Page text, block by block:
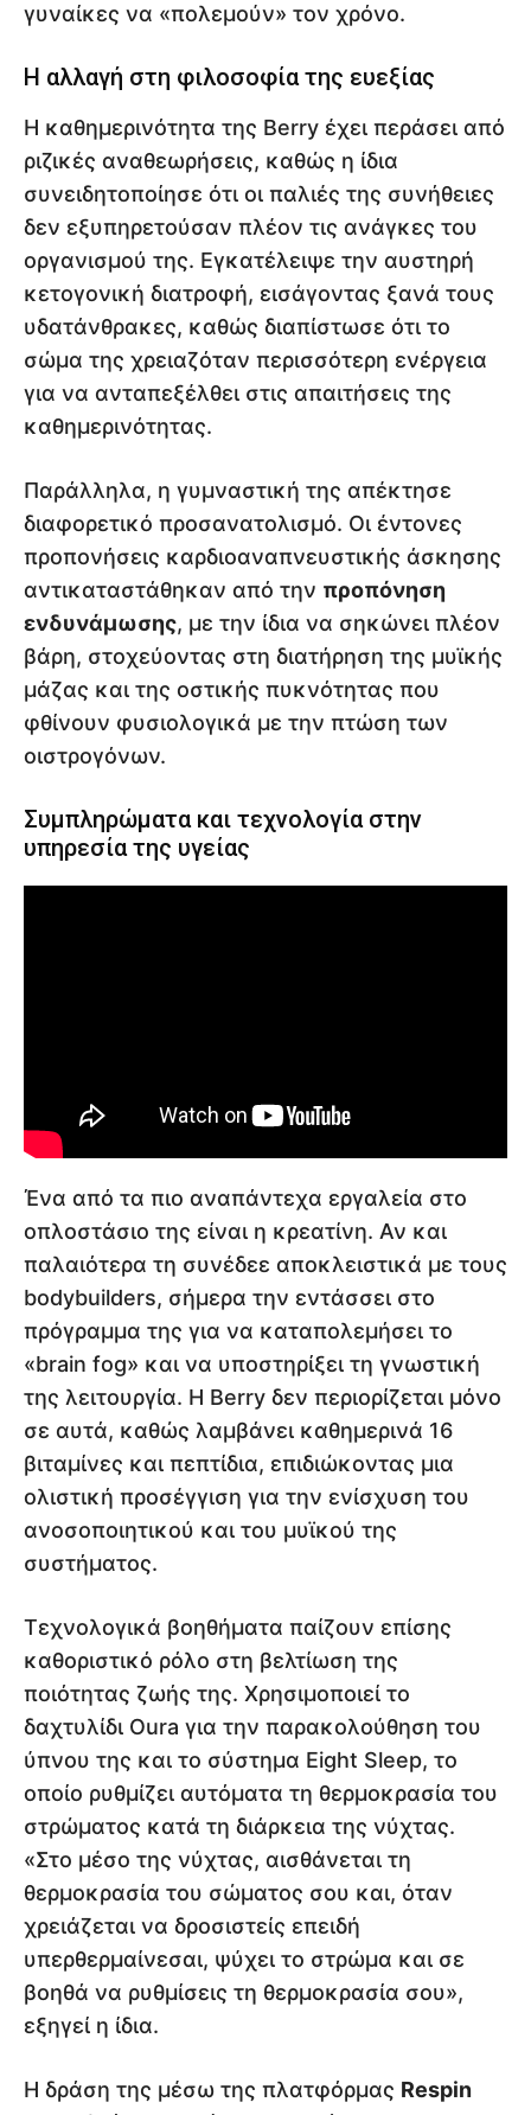
γυναίκες να «πολεμούν» τον χρόνο.
Η αλλαγή στη φιλοσοφία της ευεξίας
Η καθημερινότητα της Berry έχει περάσει από
ριζικές αναθεωρήσεις, καθώς η ίδια
συνειδητοποίησε ότι οι παλιές της συνήθειες
δεν εξυπηρετούσαν πλέον τις ανάγκες του
οργανισμού της. Εγκατέλειψε την αυστηρή
κετογονική διατροφή, εισάγοντας ξανά τους
υδατάνθρακες, καθώς διαπίστωσε ότι το
σώμα της χρειαζόταν περισσότερη ενέργεια
για να ανταπεξέλθει στις απαιτήσεις της
καθημερινότητας.
Παράλληλα, η γυμναστική της απέκτησε
διαφορετικό προσανατολισμό. Οι έντονες
προπονήσεις καρδιοαναπνευστικής άσκησης
αντικαταστάθηκαν από την προπόνηση
ενδυνάμωσης, με την ίδια να σηκώνει πλέον
βάρη, στοχεύοντας στη διατήρηση της μυϊκής
μάζας και της οστικής πυκνότητας που
φθίνουν φυσιολογικά με την πτώση των
οιστρογόνων.
Συμπληρώματα και τεχνολογία στην
υπηρεσία της υγείας
Ένα από τα πιο αναπάντεχα εργαλεία στο
οπλοστάσιο της είναι η κρεατίνη. Αν και
παλαιότερα τη συνέδεε αποκλειστικά με τους
bodybuilders, σήμερα την εντάσσει στο
πρόγραμμα της για να καταπολεμήσει το
«brain fog» και να υποστηρίξει τη γνωστική
της λειτουργία. Η Berry δεν περιορίζεται μόνο
σε αυτά, καθώς λαμβάνει καθημερινά 16
βιταμίνες και πεπτίδια, επιδιώκοντας μια
ολιστική προσέγγιση για την ενίσχυση του
ανοσοποιητικού και του μυϊκού της
συστήματος.
Τεχνολογικά βοηθήματα παίζουν επίσης
καθοριστικό ρόλο στη βελτίωση της
ποιότητας ζωής της. Χρησιμοποιεί το
δαχτυλίδι Oura για την παρακολούθηση του
ύπνου της και το σύστημα Eight Sleep, το
οποίο ρυθμίζει αυτόματα τη θερμοκρασία του
στρώματος κατά τη διάρκεια της νύχτας.
«Στο μέσο της νύχτας, αισθάνεται τη
θερμοκρασία του σώματος σου και, όταν
χρειάζεται να δροσιστείς επειδή
υπερθερμαίνεσαι, ψύχει το στρώμα και σε
βοηθά να ρυθμίσεις τη θερμοκρασία σου»,
εξηγεί η ίδια.
Η δράση της μέσω της πλατφόρμας Respin